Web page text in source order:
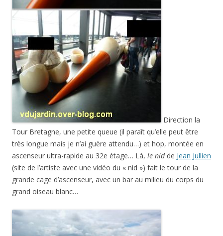
Direction la
Tour Bretagne, une petite queue (il paraît qu’elle peut être
très longue mais je n’ai guère attendu…) et hop, montée en
ascenseur ultra-rapide au 32e étage… Là, le nidde Jean Jullien
(site de l’artiste avec une vidéo du « nid ») fait le tour de la
grande cage d’ascenseur, avec un bar au milieu du corps du
grand oiseau blanc…